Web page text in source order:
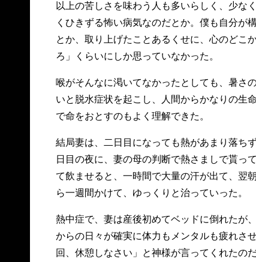
以上の苦しさを味わう人も多いらしく、少な
くひきずる怖い病気なのだとか。僕も自分が
とか、取り上げたことあるくせに、心のどこ
ろ」くらいにしか思っていなかった。
喉がそんなに渇いてなかったとしても、暑さ
いと脱水症状を起こし、人間からかなりの生
で命をおとすのもよく理解できた。
結局妻は、二日目になっても熱があまり落ち
日目の夜に、妻の母の判断で熱さましで貰っ
て飲ませると、一時間で大量の汗が出て、翌
ら一週間かけて、ゆっくりと治っていった。
熱中症で、妻は産後初めてベッドに倒れたが
からの日々が確実に体力もメンタルも疲れさ
回、休憩しなさい」と神様が言ってくれたの